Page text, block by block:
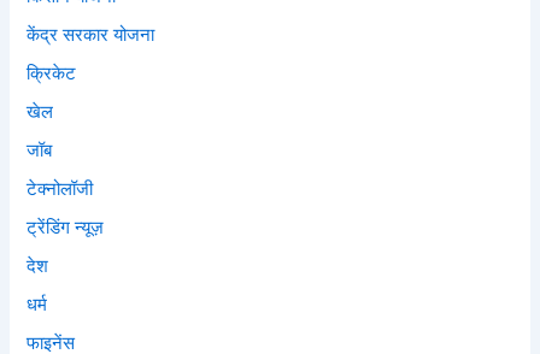
केंद्र सरकार योजना
क्रिकेट
खेल
जॉब
टेक्नोलॉजी
ट्रेंडिंग न्यूज़
देश
धर्म
फाइनेंस